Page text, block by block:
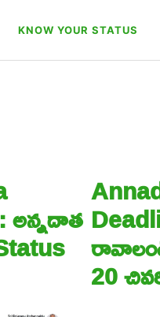
KNOW YOUR STATUS
అన్నదాత
20